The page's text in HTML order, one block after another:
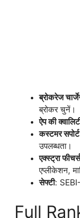
ब्रोकरेज
ब्रोकर चुनें।
ऐप की
कस्टमर सपोर्ट
उपलब्धता।
एक्स्ट्रा फीचर्स
एप्लीकेशन,
सेफ्टी: SEBI-
Full